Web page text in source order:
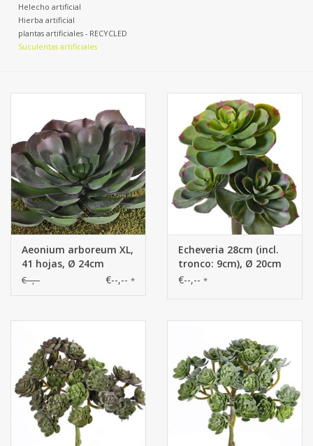
Helecho artificial
Hierba artificial
plantas artificiales - RECYCLED
Suculentas artificiales
Aeonium arboreum XL,
41 hojas, Ø 24cm
€--,-- €--,-- *
Echeveria 28cm (incl.
tronco: 9cm), Ø 20cm
€--,-- *